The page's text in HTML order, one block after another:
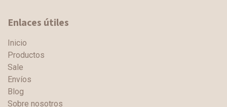
Enlaces útiles
Inicio
Productos
Sale
Envíos
Blog
Sobre nosotros